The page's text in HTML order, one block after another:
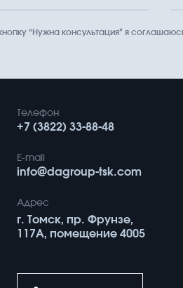
“Нужна консультация” я
Телефон
+7 (3822) 33-88-48
E-mail
info@dagroup-tsk.com
Адрес
г. Томск, пр. Фрунзе,
117А, помещение 4005